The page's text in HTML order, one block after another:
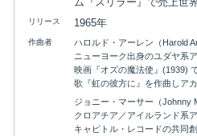
リリース 1965年
作曲者
ハロルド・アーレン（Harold
ニューヨーク出身のユダヤ系
映画『オズの魔法使』(1939)
歌『虹の彼方に』を作曲しア
ジョニー・マーサー（Johnny
クロアチア／アイルランド系
キャピトル・レコードの共同